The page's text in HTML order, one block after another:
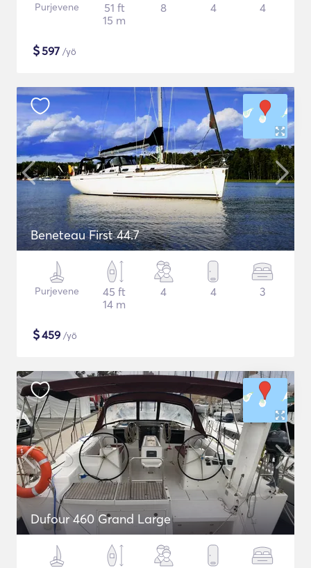
Purjevene
51 ft
15 m
8 4 4
$597 /yö
Beneteau First 44.7
Purjevene
45 ft
14 m
4 4 3
$459 /yö
Dufour 460 Grand Large